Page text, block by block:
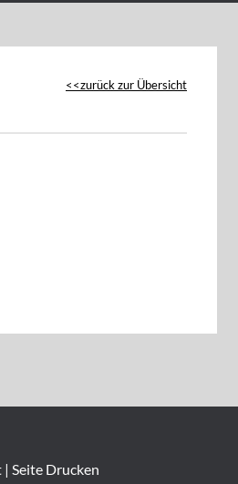
zurück zur Übersicht
| Seite Drucken